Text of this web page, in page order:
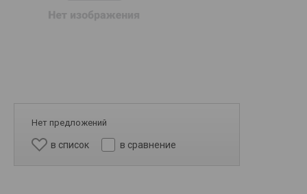
Нет предложений
в список в сравнение